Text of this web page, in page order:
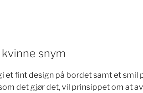
snym
et fint design på bordet samt et smil
det gjør det, vil prinsippet om at